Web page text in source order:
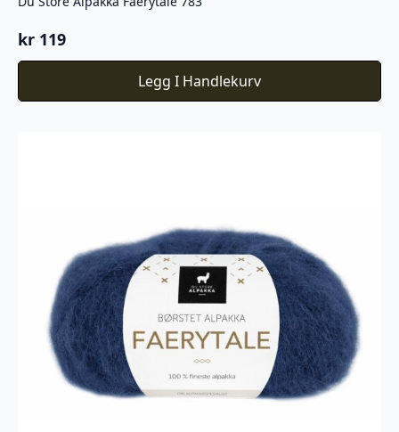
kr 119
Legg I Handlekurv